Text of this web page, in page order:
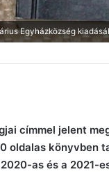
Egyházközség
címmel jelent
oldalas könyvben
as és a 2021-